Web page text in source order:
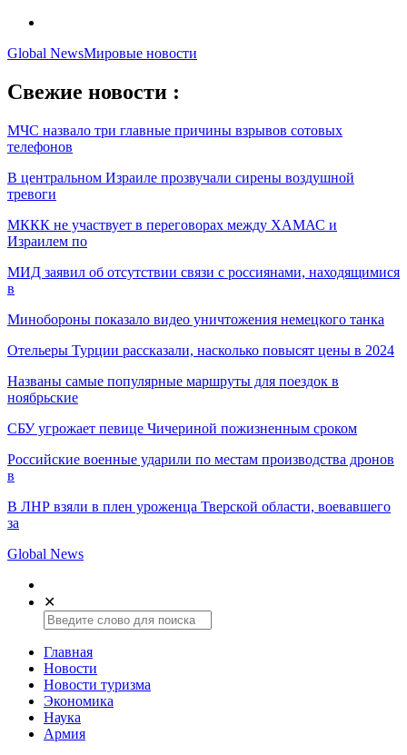
Global NewsМировые новости
Свежие новости :
МЧС назвало три главные причины взрывов сотовых
телефонов
В центральном Израиле прозвучали сирены воздушной
тревоги
МККК не участвует в переговорах между ХАМАС и
Израилем по
МИД заявил об отсутствии связи с россиянами, находящимися
в
Минобороны показало видео уничтожения немецкого танка
Отельеры Турции рассказали, насколько повысят цены в 2024
Названы самые популярные маршруты для поездок в
ноябрьские
СБУ угрожает певице Чичериной пожизненным сроком
Российские военные ударили по местам производства дронов
в
В ЛНР взяли в плен уроженца Тверской области, воевавшего
за
Global News
✕
Главная
Новости
Новости туризма
Экономика
Наука
Армия